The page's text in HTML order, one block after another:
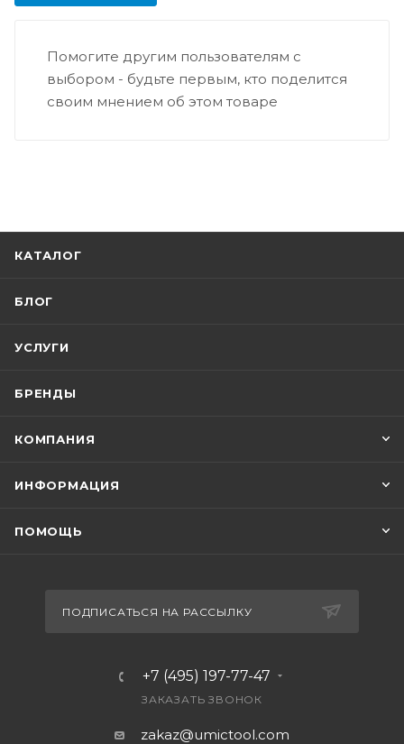
Помогите другим пользователям с
выбором - будьте первым, кто поделится
своим мнением об этом товаре
КАТАЛОГ
БЛОГ
УСЛУГИ
БРЕНДЫ
КОМПАНИЯ
ИНФОРМАЦИЯ
ПОМОЩЬ
ПОДПИСАТЬСЯ НА РАССЫЛКУ
+7 (495) 197-77-47
ЗАКАЗАТЬ ЗВОНОК
zakaz@umictool.com